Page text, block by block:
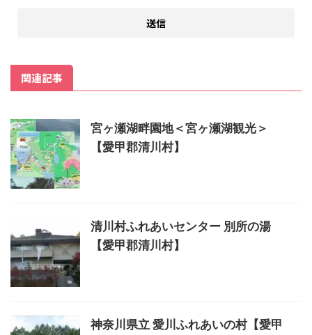
関連記事
宮ヶ瀬湖畔園地＜宮ヶ瀬湖観光＞
【愛甲郡清川村】
清川村ふれあいセンター 別所の湯
【愛甲郡清川村】
神奈川県立 愛川ふれあいの村【愛甲